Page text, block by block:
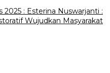
2025 : Esterina Nuswarjanti :
Wujudkan Masyarakat